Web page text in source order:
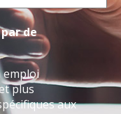
de
plus
aux